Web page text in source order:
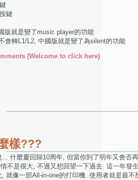
鍵
版就是變了music player的功能
會轉L1/L2, 中國版就是變了為silent的功能
(Welcome to click here)
樣???
什麼慶回歸10周年, 但當你到了明年又會否
不是很大, 不過又想回望一下過去. 這一年發
就像一部All-in-one的打印機. 使用者就是最不